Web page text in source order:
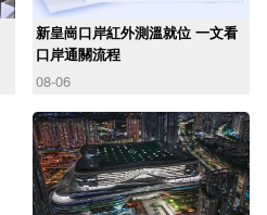
新皇崗口岸紅外測溫就位 一文看
口岸通關流程
08-06